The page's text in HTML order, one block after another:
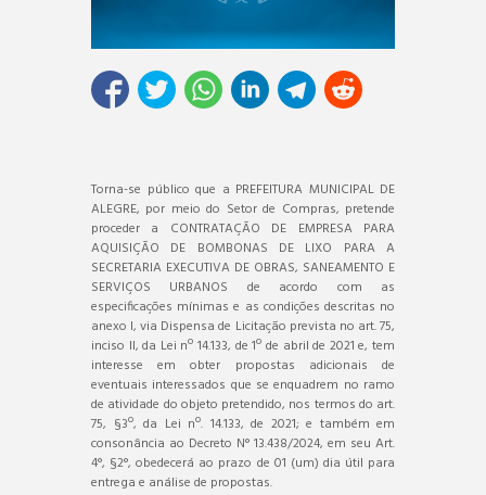
Torna-se público que a PREFEITURA MUNICIPAL DE
ALEGRE, por meio do Setor de Compras, pretende
proceder a CONTRATAÇÃO DE EMPRESA PARA
AQUISIÇÃO DE BOMBONAS DE LIXO PARA A
SECRETARIA EXECUTIVA DE OBRAS, SANEAMENTO E
SERVIÇOS URBANOS de acordo com as
especificações mínimas e as condições descritas no
anexo I, via Dispensa de Licitação prevista no art. 75,
inciso II, da Lei nº 14.133, de 1º de abril de 2021 e, tem
interesse em obter propostas adicionais de
eventuais interessados que se enquadrem no ramo
de atividade do objeto pretendido, nos termos do art.
75, §3º, da Lei nº. 14.133, de 2021; e também em
consonância ao Decreto N° 13.438/2024, em seu Art.
4°, §2°, obedecerá ao prazo de 01 (um) dia útil para
entrega e análise de propostas.